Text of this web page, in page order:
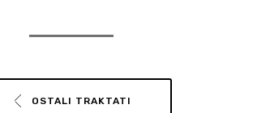
OSTALI TRAKTATI